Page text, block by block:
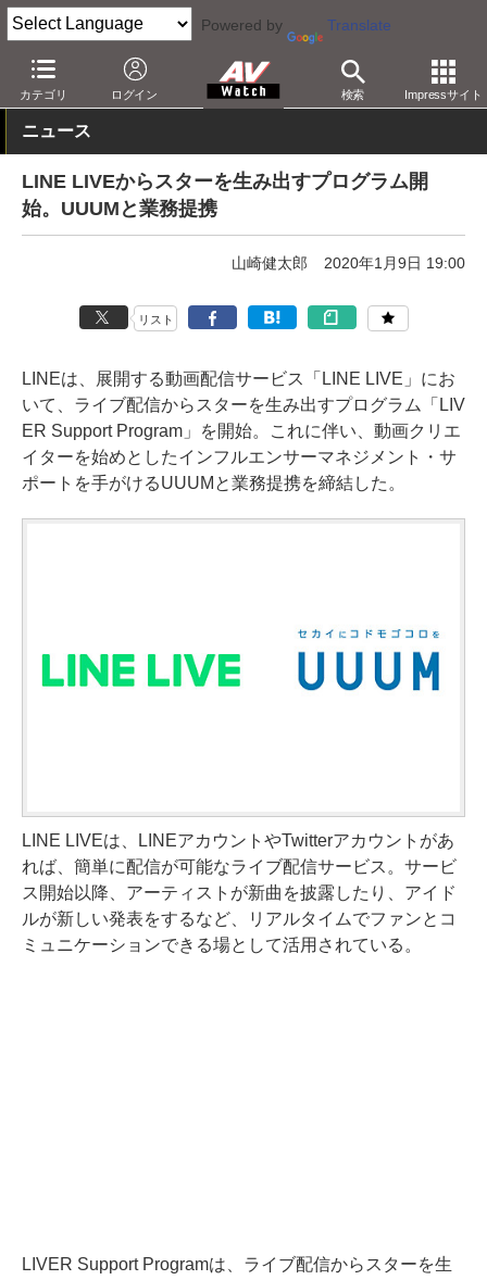
Powered by Translate
カテゴリ ログイン 検索 Impressサイト
AV Watch コンテンツ・サービス 映像配信 その他
ニュース
LINE LIVEからスターを生み出すプログラム開
始。UUUMと業務提携
山崎健太郎 2020年1月9日 19:00
リスト
LINEは、展開する動画配信サービス「LINE LIVE」にお
いて、ライブ配信からスターを生み出すプログラム「LIV
ER Support Program」を開始。これに伴い、動画クリエ
イターを始めとしたインフルエンサーマネジメント・サ
ポートを手がけるUUUMと業務提携を締結した。
LINE LIVEは、LINEアカウントやTwitterアカウントがあ
れば、簡単に配信が可能なライブ配信サービス。サービ
ス開始以降、アーティストが新曲を披露したり、アイド
ルが新しい発表をするなど、リアルタイムでファンとコ
ミュニケーションできる場として活用されている。
LIVER Support Programは、ライブ配信からスターを生